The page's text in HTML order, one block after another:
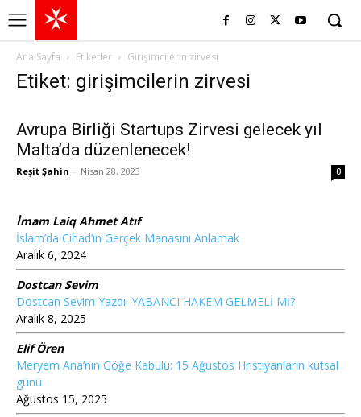
Ana Sayfa Etiketler Girişimcilerin zirvesi
Etiket: girişimcilerin zirvesi
Avrupa Birliği Startups Zirvesi gelecek yıl
Malta’da düzenlenecek!
Reşit Şahin - Nisan 28, 2023 0
İmam Laiq Ahmet Atıf
İslam’da Cihad’ın Gerçek Manasını Anlamak
Aralık 6, 2024
Dostcan Sevim
Dostcan Sevim Yazdı: YABANCI HAKEM GELMELİ Mİ?
Aralık 8, 2025
Elif Ören
Meryem Ana’nın Göğe Kabulü: 15 Ağustos Hristiyanların kutsal
günü
Ağustos 15, 2025